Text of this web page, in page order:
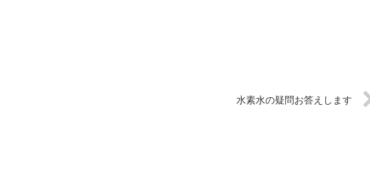
水素水の疑問お答えします